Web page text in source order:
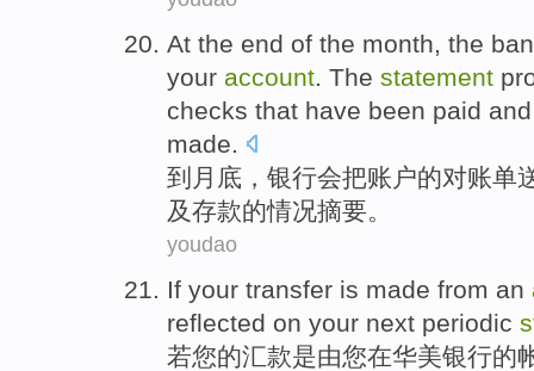
At the end of the month, the
your account. The statement
checks that have been paid and
made.
到月底 ， 银行会把账户的对账单
及存款的情况摘要。
youdao
If your transfer is made from an
reflected on your next periodic
若您的汇款是由您在华美银行的